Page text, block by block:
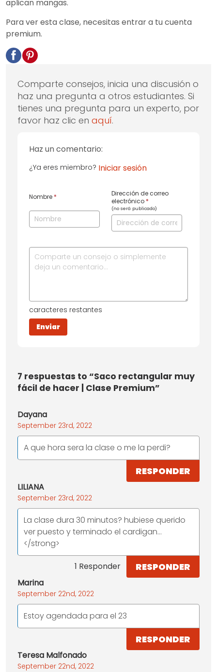
aplican mangas.
Para ver esta clase, necesitas entrar a tu cuenta
premium.
Comparte consejos, inicia una discusión o
haz una pregunta a otros estudiantes. Si
tienes una pregunta para un experto, por
favor haz clic en aquí.
Haz un comentario:
¿Ya eres miembro? Iniciar sesión
Nombre *
Dirección de correo
electrónico *
(no será publicado)
caracteres restantes
7 respuestas to “Saco rectangular muy
fácil de hacer | Clase Premium”
Dayana
September 23rd, 2022
A que hora sera la clase o me la perdi?
RESPONDER
LILIANA
September 23rd, 2022
La clase dura 30 minutos? hubiese querido
ver puesto y terminado el cardigan...
</strong>
1 Responder RESPONDER
Marina
September 22nd, 2022
Estoy agendada para el 23
RESPONDER
Teresa Malfonado
September 22nd, 2022